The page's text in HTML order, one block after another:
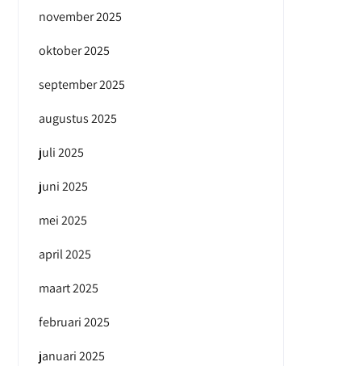
november 2025
oktober 2025
september 2025
augustus 2025
juli 2025
juni 2025
mei 2025
april 2025
maart 2025
februari 2025
januari 2025